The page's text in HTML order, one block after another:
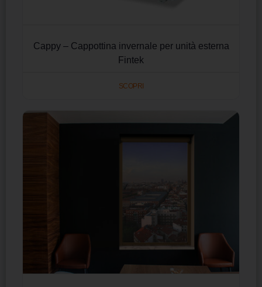
Cappy – Cappottina invernale per unità esterna
Fintek
SCOPRI